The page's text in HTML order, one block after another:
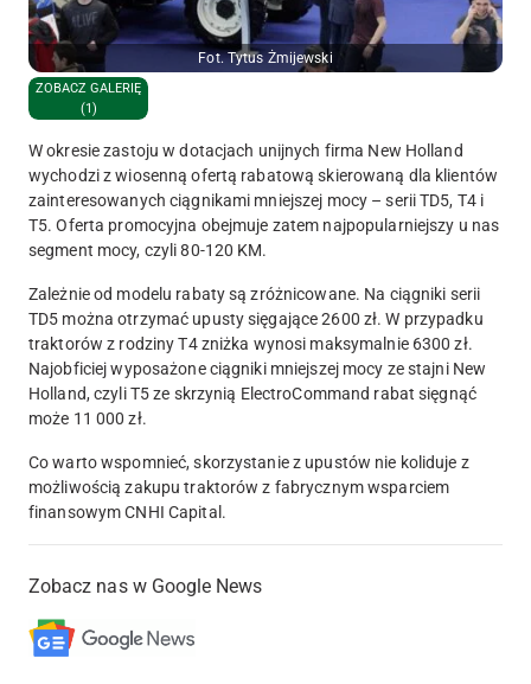
Fot. Tytus Żmijewski
ZOBACZ GALERIĘ
(1)
W okresie zastoju w dotacjach unijnych firma New Holland
wychodzi z wiosenną ofertą rabatową skierowaną dla klientów
zainteresowanych ciągnikami mniejszej mocy – serii TD5, T4 i
T5. Oferta promocyjna obejmuje zatem najpopularniejszy u nas
segment mocy, czyli 80-120 KM.
Zależnie od modelu rabaty są zróżnicowane. Na ciągniki serii
TD5 można otrzymać upusty sięgające 2600 zł. W przypadku
traktorów z rodziny T4 zniżka wynosi maksymalnie 6300 zł.
Najobficiej wyposażone ciągniki mniejszej mocy ze stajni New
Holland, czyli T5 ze skrzynią ElectroCommand rabat sięgnąć
może 11 000 zł.
Co warto wspomnieć, skorzystanie z upustów nie koliduje z
możliwością zakupu traktorów z fabrycznym wsparciem
finansowym CNHI Capital.
Zobacz nas w Google News